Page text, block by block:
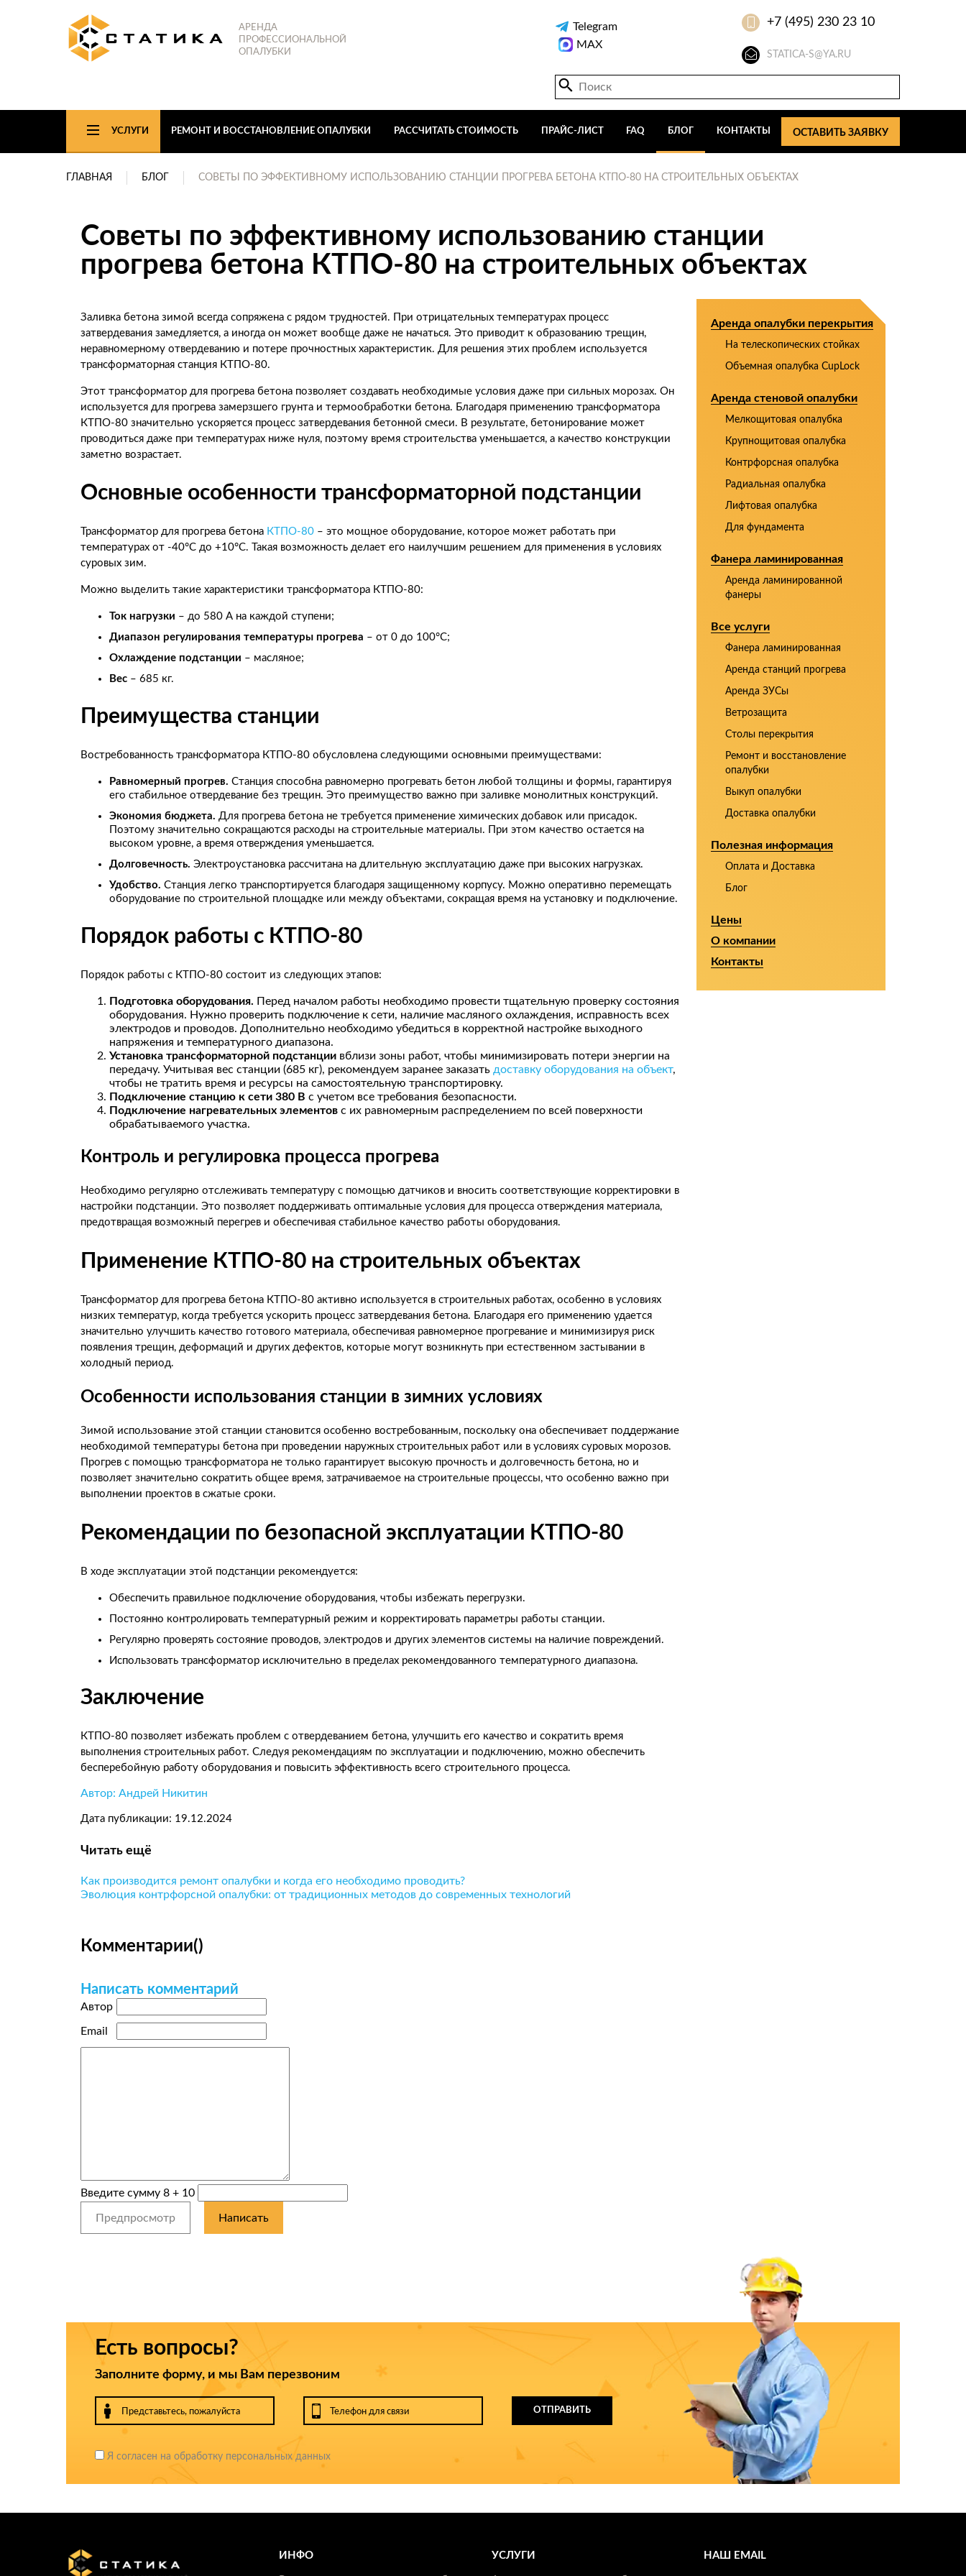
АРЕНДА
ПРОФЕССИОНАЛЬНОЙ
ОПАЛУБКИ
Telegram
MAX
+7 (495) 230 23 10
STATICA-S@YA.RU
УСЛУГИ РЕМОНТ И ВОССТАНОВЛЕНИЕ ОПАЛУБКИ РАССЧИТАТЬ СТОИМОСТЬ ПРАЙС-ЛИСТ FAQ БЛОГ КОНТАКТЫ ОСТАВИТЬ ЗАЯВКУ
ГЛАВНАЯ БЛОГ СОВЕТЫ ПО ЭФФЕКТИВНОМУ ИСПОЛЬЗОВАНИЮ СТАНЦИИ ПРОГРЕВА БЕТОНА КТПО-80 НА СТРОИТЕЛЬНЫХ ОБЪЕКТАХ
Советы по эффективному использованию станции
прогрева бетона КТПО-80 на строительных объектах
Заливка бетона зимой всегда сопряжена с рядом трудностей. При отрицательных температурах процесс
затвердевания замедляется, а иногда он может вообще даже не начаться. Это приводит к образованию трещин,
неравномерному отвердеванию и потере прочностных характеристик. Для решения этих проблем используется
трансформаторная станция КТПО-80.
Этот трансформатор для прогрева бетона позволяет создавать необходимые условия даже при сильных морозах. Он
используется для прогрева замерзшего грунта и термообработки бетона. Благодаря применению трансформатора
КТПО-80 значительно ускоряется процесс затвердевания бетонной смеси. В результате, бетонирование может
проводиться даже при температурах ниже нуля, поэтому время строительства уменьшается, а качество конструкции
заметно возрастает.
Основные особенности трансформаторной подстанции
Трансформатор для прогрева бетона КТПО-80 – это мощное оборудование, которое может работать при
температурах от -40°C до +10°C. Такая возможность делает его наилучшим решением для применения в условиях
суровых зим.
Можно выделить такие характеристики трансформатора КТПО-80:
Ток нагрузки – до 580 А на каждой ступени;
Диапазон регулирования температуры прогрева – от 0 до 100°C;
Охлаждение подстанции – масляное;
Вес – 685 кг.
Преимущества станции
Востребованность трансформатора КТПО-80 обусловлена следующими основными преимуществами:
Равномерный прогрев. Станция способна равномерно прогревать бетон любой толщины и формы, гарантируя
его стабильное отвердевание без трещин. Это преимущество важно при заливке монолитных конструкций.
Экономия бюджета. Для прогрева бетона не требуется применение химических добавок или присадок.
Поэтому значительно сокращаются расходы на строительные материалы. При этом качество остается на
высоком уровне, а время отверждения уменьшается.
Долговечность. Электроустановка рассчитана на длительную эксплуатацию даже при высоких нагрузках.
Удобство. Станция легко транспортируется благодаря защищенному корпусу. Можно оперативно перемещать
оборудование по строительной площадке или между объектами, сокращая время на установку и подключение.
Порядок работы с КТПО-80
Порядок работы с КТПО-80 состоит из следующих этапов:
Подготовка оборудования. Перед началом работы необходимо провести тщательную проверку состояния
оборудования. Нужно проверить подключение к сети, наличие масляного охлаждения, исправность всех
электродов и проводов. Дополнительно необходимо убедиться в корректной настройке выходного
напряжения и температурного диапазона.
Установка трансформаторной подстанции вблизи зоны работ, чтобы минимизировать потери энергии на
передачу. Учитывая вес станции (685 кг), рекомендуем заранее заказать доставку оборудования на объект,
чтобы не тратить время и ресурсы на самостоятельную транспортировку.
Подключение станцию к сети 380 В с учетом все требования безопасности.
Подключение нагревательных элементов с их равномерным распределением по всей поверхности
обрабатываемого участка.
Контроль и регулировка процесса прогрева
Необходимо регулярно отслеживать температуру с помощью датчиков и вносить соответствующие корректировки в
настройки подстанции. Это позволяет поддерживать оптимальные условия для процесса отверждения материала,
предотвращая возможный перегрев и обеспечивая стабильное качество работы оборудования.
Применение КТПО-80 на строительных объектах
Трансформатор для прогрева бетона КТПО-80 активно используется в строительных работах, особенно в условиях
низких температур, когда требуется ускорить процесс затвердевания бетона. Благодаря его применению удается
значительно улучшить качество готового материала, обеспечивая равномерное прогревание и минимизируя риск
появления трещин, деформаций и других дефектов, которые могут возникнуть при естественном застывании в
холодный период.
Особенности использования станции в зимних условиях
Зимой использование этой станции становится особенно востребованным, поскольку она обеспечивает поддержание
необходимой температуры бетона при проведении наружных строительных работ или в условиях суровых морозов.
Прогрев с помощью трансформатора не только гарантирует высокую прочность и долговечность бетона, но и
позволяет значительно сократить общее время, затрачиваемое на строительные процессы, что особенно важно при
выполнении проектов в сжатые сроки.
Рекомендации по безопасной эксплуатации КТПО-80
В ходе эксплуатации этой подстанции рекомендуется:
Обеспечить правильное подключение оборудования, чтобы избежать перегрузки.
Постоянно контролировать температурный режим и корректировать параметры работы станции.
Регулярно проверять состояние проводов, электродов и других элементов системы на наличие повреждений.
Использовать трансформатор исключительно в пределах рекомендованного температурного диапазона.
Заключение
КТПО-80 позволяет избежать проблем с отвердеванием бетона, улучшить его качество и сократить время
выполнения строительных работ. Следуя рекомендациям по эксплуатации и подключению, можно обеспечить
бесперебойную работу оборудования и повысить эффективность всего строительного процесса.
Автор: Андрей Никитин
Дата публикации: 19.12.2024
Читать ещё
Как производится ремонт опалубки и когда его необходимо проводить?
Эволюция контрфорсной опалубки: от традиционных методов до современных технологий
Комментарии()
Написать комментарий
Автор
Email
Введите сумму 8 + 10
Аренда опалубки перекрытия
На телескопических стойках
Объемная опалубка CupLock
Аренда стеновой опалубки
Мелкощитовая опалубка
Крупнощитовая опалубка
Контрфорсная опалубка
Радиальная опалубка
Лифтовая опалубка
Для фундамента
Фанера ламинированная
Аренда ламинированной
фанеры
Все услуги
Фанера ламинированная
Аренда станций прогрева
Аренда ЗУСы
Ветрозащита
Столы перекрытия
Ремонт и восстановление
опалубки
Выкуп опалубки
Доставка опалубки
Полезная информация
Оплата и Доставка
Блог
Цены
О компании
Контакты
Есть вопросы?
Заполните форму, и мы Вам перезвоним
ОТПРАВИТЬ
Я согласен на обработку персональных данных
ИНФО УСЛУГИ НАШ EMAIL